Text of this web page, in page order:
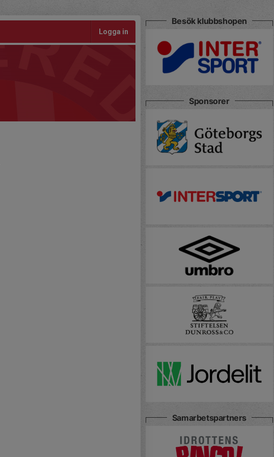
Logga in
Besök klubbshopen
Sponsorer
Samarbetspartners